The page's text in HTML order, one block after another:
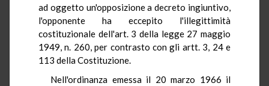
ad oggetto un'opposizione a decreto ingiuntivo,
l'opponente ha eccepito l'illegittimità
costituzionale dell'art. 3 della legge 27 maggio
1949, n. 260, per contrasto con gli artt. 3, 24 e
113 della Costituzione.
Nell'ordinanza emessa il 20 marzo 1966 il